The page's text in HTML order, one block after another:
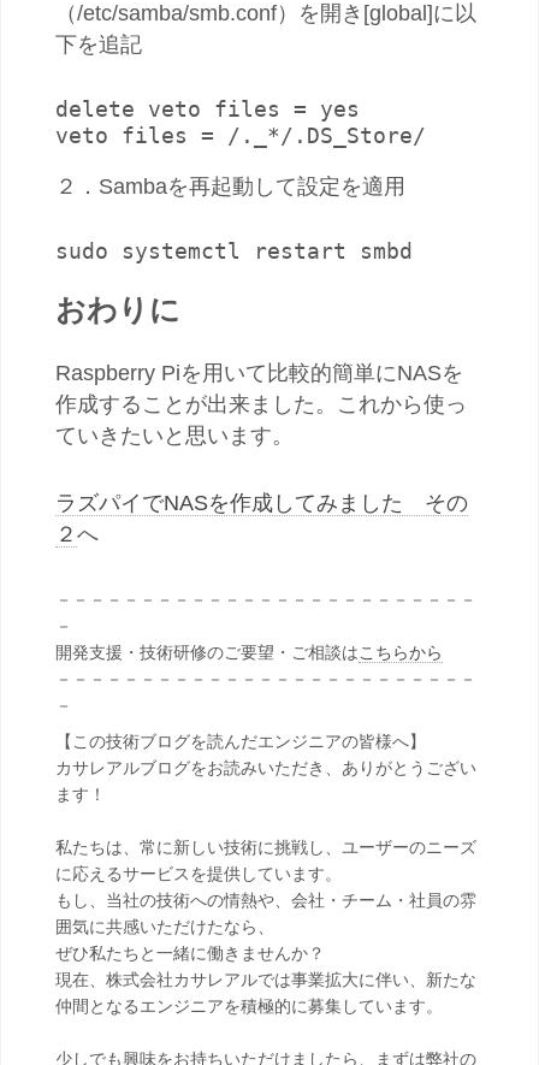
（/etc/samba/smb.conf）を開き[global]に以
下を追記
delete veto files = yes
veto files = /._*/.DS_Store/
２．Sambaを再起動して設定を適用
sudo systemctl restart smbd
おわりに
Raspberry Piを用いて比較的簡単にNASを
作成することが出来ました。これから使っ
ていきたいと思います。
ラズパイでNASを作成してみました その
２ へ
－－－－－－－－－－－－－－－－－－－－－－－－－
－
開発支援・技術研修のご要望・ご相談はこちらから
－－－－－－－－－－－－－－－－－－－－－－－－－
－
【この技術ブログを読んだエンジニアの皆様へ】
カサレアルブログをお読みいただき、ありがとうござい
ます！
私たちは、常に新しい技術に挑戦し、ユーザーのニーズ
に応えるサービスを提供しています。
もし、当社の技術への情熱や、会社・チーム・社員の雰
囲気に共感いただけたなら、
ぜひ私たちと一緒に働きませんか？
現在、株式会社カサレアルでは事業拡大に伴い、新たな
仲間となるエンジニアを積極的に募集しています。
少しでも興味をお持ちいただけましたら、まずは弊社の